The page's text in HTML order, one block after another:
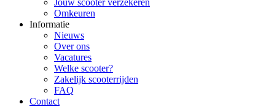
Jouw scooter verzekeren
Omkeuren
Informatie
Nieuws
Over ons
Vacatures
Welke scooter?
Zakelijk scooterrijden
FAQ
Contact